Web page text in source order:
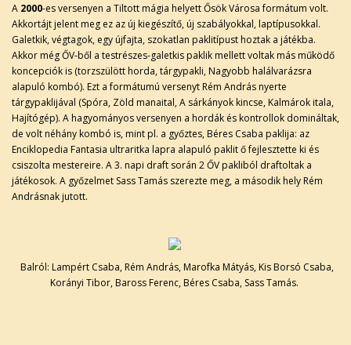
A 2000-es versenyen a Tiltott mágia helyett Ősök Városa formátum volt.
Akkortájt jelent meg ez az új kiegészítő, új szabályokkal, laptípusokkal.
Galetkik, végtagok, egy újfajta, szokatlan paklitípust hoztak a játékba.
Akkor még ŐV-ből a testrészes-galetkis paklik mellett voltak más működő
koncepciók is (torzszülött horda, tárgypakli, Nagyobb halálvarázsra
alapuló kombó). Ezt a formátumú versenyt Rém András nyerte
tárgypaklijával (Spóra, Zöld manaital, A sárkányok kincse, Kalmárok itala,
Hajítógép). A hagyományos versenyen a hordák és kontrollok domináltak,
de volt néhány kombó is, mint pl. a győztes, Béres Csaba paklija: az
Enciklopedia Fantasia ultraritka lapra alapuló paklit ő fejlesztette ki és
csiszolta mestereire. A 3. napi draft során 2 ŐV pakliból draftoltak a
játékosok. A győzelmet Sass Tamás szerezte meg, a második hely Rém
Andrásnak jutott.
Balról: Lampért Csaba, Rém András, Marofka Mátyás, Kis Borsó Csaba,
Korányi Tibor, Baross Ferenc, Béres Csaba, Sass Tamás.